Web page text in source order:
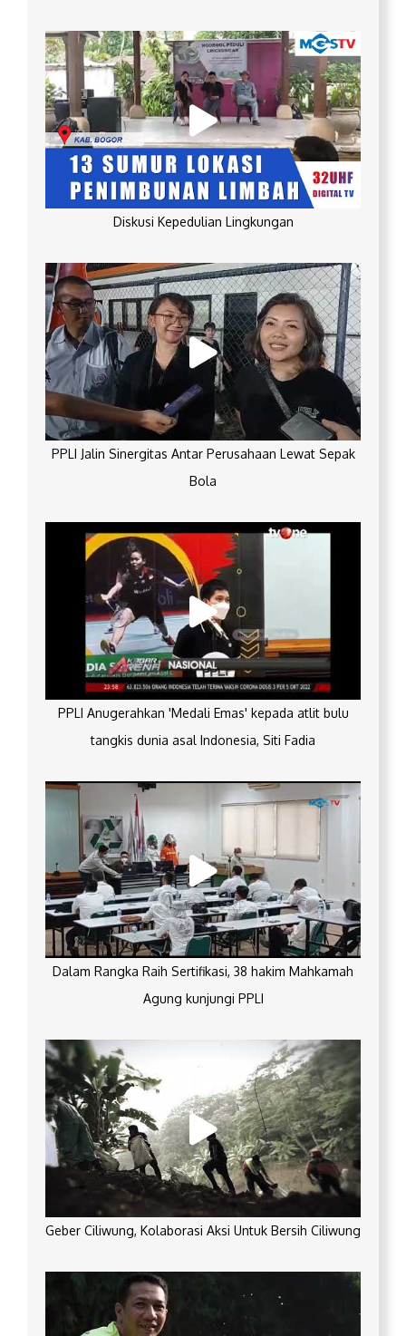
Diskusi Kepedulian Lingkungan
PPLI Jalin Sinergitas Antar Perusahaan Lewat Sepak
Bola
PPLI Anugerahkan 'Medali Emas' kepada atlit bulu
tangkis dunia asal Indonesia, Siti Fadia
Dalam Rangka Raih Sertifikasi, 38 hakim Mahkamah
Agung kunjungi PPLI
Geber Ciliwung, Kolaborasi Aksi Untuk Bersih Ciliwung